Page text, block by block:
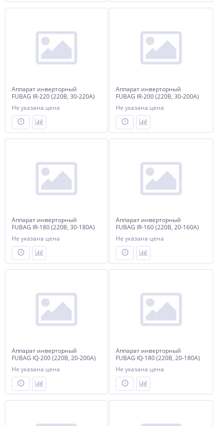
Аппарат инверторный
FUBAG IR-220 (220В, 30-220А)
Не указана цена
Аппарат инверторный
FUBAG IR-200 (220В, 30-200А)
Не указана цена
Аппарат инверторный
FUBAG IR-180 (220В, 30-180А)
Не указана цена
Аппарат инверторный
FUBAG IR-160 (220В, 20-160А)
Не указана цена
Аппарат инверторный
FUBAG IQ-200 (220В, 20-200А)
Не указана цена
Аппарат инверторный
FUBAG IQ-180 (220В, 20-180А)
Не указана цена